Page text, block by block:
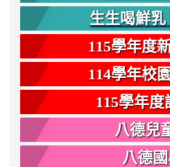
生生喝鮮
115學年度
114學年校
115學年
八德兒
八德